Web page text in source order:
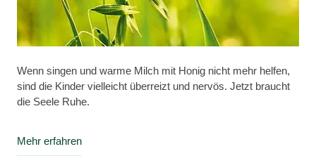
Wenn singen und warme Milch mit Honig nicht mehr helfen,
sind die Kinder vielleicht überreizt und nervös. Jetzt braucht
die Seele Ruhe.
Mehr erfahren